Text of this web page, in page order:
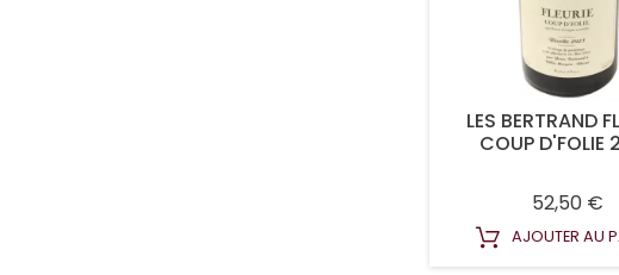
LES BERTRAND
COUP D'FOLIE
52,50 €
AJOUTER AU